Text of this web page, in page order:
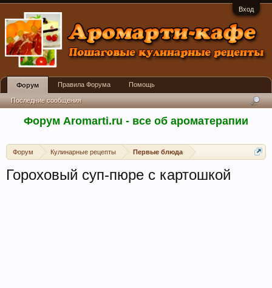
Вход
Форум Aromarti.ru - все об ароматерапии
Форум Кулинарные рецепты Первые блюда
Гороховый суп-пюре с картошкой
Форум
Последние сообщения
Правила Форума Помощь